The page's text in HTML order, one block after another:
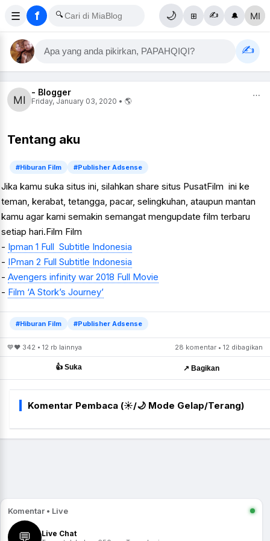
☰ f 🔍 🌙 ⊞ ✍️ 🔔
Apa yang anda pikirkan, PAPAHQIQI? ✍️
- Blogger
Friday, January 03, 2020 • 🌎
⋯
Tentang aku
#Hiburan Film #Publisher Adsense
Jika kamu suka situs ini, silahkan share situs PusatFilm ini ke
teman, kerabat, tetangga, pacar, selingkuhan, ataupun mantan
kamu agar kami semakin semangat mengupdate film terbaru
setiap hari.Film Film
- Ipman 1 Full Subtitle Indonesia
- IPman 2 Full Subtitle Indonesia
- Avengers infinity war 2018 Full Movie
- Film ‘A Stork’s Journey’
#Hiburan Film #Publisher Adsense
💙❤️ 342 • 12 rb lainnya 28 komentar • 12 dibagikan
👍 Suka ↗️ Bagikan
Komentar Pembaca (☀️/🌙 Mode Gelap/Terang)
Komentar • Live
💬 Live Chat